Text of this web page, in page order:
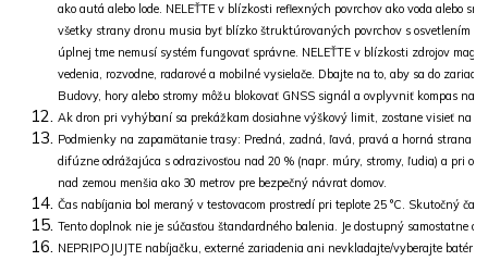
ako autá alebo lode. NELEŤTE v blízkosti reflexných povrchov ako voda alebo
všetky strany dronu musia byť blízko štruktúrovaných povrchov s osvetlením
úplnej tme nemusí systém fungovať správne. NELEŤTE v blízkosti zdrojov
vedenia, rozvodne, radarové a mobilné vysielače. Dbajte na to, aby sa do
Budovy, hory alebo stromy môžu blokovať GNSS signál a ovplyvniť kompas na
Ak dron pri vyhýbaní sa prekážkam dosiahne výškový limit, zostane visieť na
Podmienky na zapamätanie trasy: Predná, zadná, ľavá, pravá a horná strana
difúzne odrážajúca s odrazivosťou nad 20 % (napr. múry, stromy, ľudia) a pri
nad zemou menšia ako 30 metrov pre bezpečný návrat domov.
Čas nabíjania bol meraný v testovacom prostredí pri teplote 25 °C. Skutočný
Tento doplnok nie je súčasťou štandardného balenia. Je dostupný samostatne
NEPRIPOJUJTE nabíjačku, externé zariadenia ani nevkladajte/vyberajte batérie